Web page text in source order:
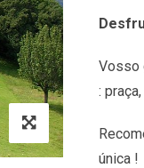
Vosso
:
única !